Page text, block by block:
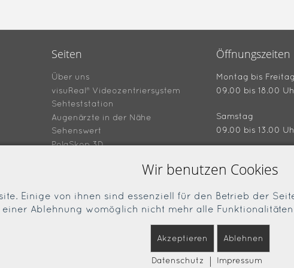
Seiten
Über uns
visuReal® Videozentriersystem
Sehteststation
Augenärzte in der Nähe
Sehenswert
PolaSkop 3D
Lexikon/Fachbegriffe
Öffnungszeiten
Montag bis Freitag
09.00 bis 18.00
Samstag
09.00 bis 13.00
Wir benutzen Cookies
Einige von ihnen sind essenziell für den Betrieb der
Ablehnung womöglich nicht mehr alle
Akzeptieren Ablehnen
Datenschutz | Impressum